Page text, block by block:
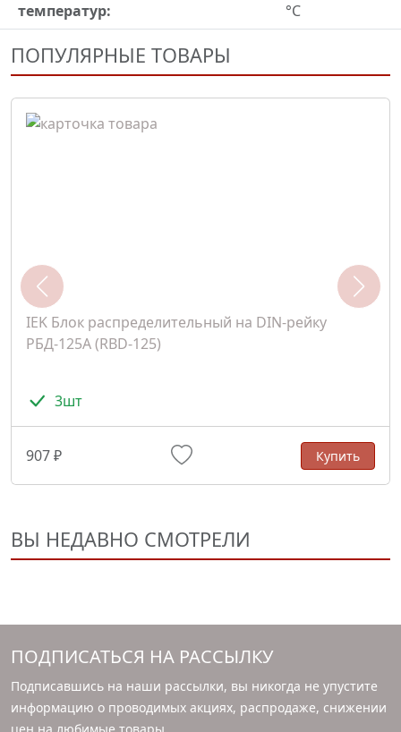
температур:
°С
ПОПУЛЯРНЫЕ ТОВАРЫ
IEK Блок распределительный на DIN-рейку
РБД-125А (RBD-125)
3шт
907 ₽ Купить
ВЫ НЕДАВНО СМОТРЕЛИ
ПОДПИСАТЬСЯ НА РАССЫЛКУ
Подписавшись на наши рассылки, вы никогда не упустите
информацию о проводимых акциях, распродаже, снижении